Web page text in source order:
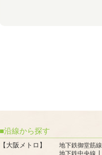
沿線から探す
【大阪メトロ】 地下鉄御堂筋線
地下鉄中央線